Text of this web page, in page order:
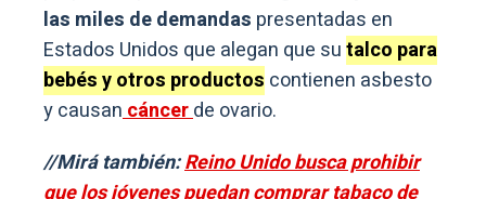
las miles de demandas presentadas en
Estados Unidos que alegan que sutalco para
bebés y otros productos contienen asbesto
y causancáncerde ovario.
//Mirá también:Reino Unido busca prohibir
que los jóvenes puedan comprar tabaco de